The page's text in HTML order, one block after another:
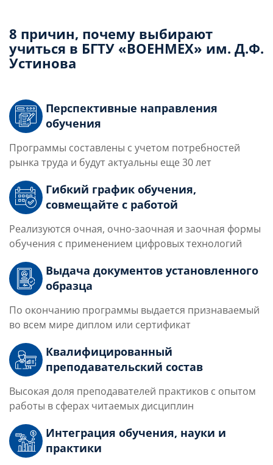
8 причин, почему выбирают
учиться в БГТУ «ВОЕНМЕХ» им. Д.Ф.
Устинова
Перспективные направления
обучения
Программы составлены с учетом потребностей
рынка труда и будут актуальны еще 30 лет
Гибкий график обучения,
совмещайте с работой
Реализуются очная, очно-заочная и заочная формы
обучения с применением цифровых технологий
Выдача документов установленного
образца
По окончанию программы выдается признаваемый
во всем мире диплом или сертификат
Квалифицированный
преподавательский состав
Высокая доля преподавателей практиков с опытом
работы в сферах читаемых дисциплин
Интеграция обучения, науки и
практики